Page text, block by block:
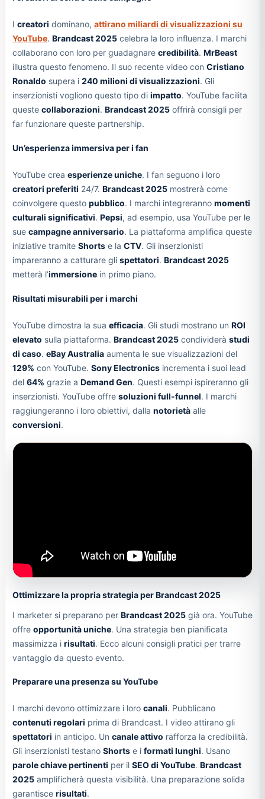
I creatori dominano, attirano miliardi di visualizzazioni su
YouTube. Brandcast 2025celebra la loro influenza. I marchi
collaborano con loro per guadagnare credibilità. MrBeast
illustra questo fenomeno. Il suo recente video con Cristiano
Ronaldo supera i 240 milioni di visualizzazioni. Gli
inserzionisti vogliono questo tipo di impatto. YouTube facilita
queste collaborazioni. Brandcast 2025offrirà consigli per
far funzionare queste partnership.
Un’esperienza immersiva per i fan
YouTube crea esperienze uniche. I fan seguono i loro
creatori preferiti 24/7. Brandcast 2025mostrerà come
coinvolgere questo pubblico. I marchi integreranno momenti
culturali significativi. Pepsi, ad esempio, usa YouTube per le
sue campagne anniversario. La piattaforma amplifica queste
iniziative tramite Shortse la CTV. Gli inserzionisti
impareranno a catturare gli spettatori. Brandcast 2025
metterà l’immersionein primo piano.
Risultati misurabili per i marchi
YouTube dimostra la sua efficacia. Gli studi mostrano un ROI
elevato sulla piattaforma. Brandcast 2025condividerà studi
di caso. eBay Australiaaumenta le sue visualizzazioni del
129% con YouTube. Sony Electronicsincrementa i suoi lead
del 64% grazie a Demand Gen. Questi esempi ispireranno gli
inserzionisti. YouTube offre soluzioni full-funnel. I marchi
raggiungeranno i loro obiettivi, dalla notorietàalle
conversioni.
Ottimizzare la propria strategia per Brandcast 2025
I marketer si preparano per Brandcast 2025già ora. YouTube
offre opportunità uniche. Una strategia ben pianificata
massimizza i risultati. Ecco alcuni consigli pratici per trarre
vantaggio da questo evento.
Preparare una presenza su YouTube
I marchi devono ottimizzare i loro canali. Pubblicano
contenuti regolari prima di Brandcast. I video attirano gli
spettatori in anticipo. Un canale attivo rafforza la credibilità.
Gli inserzionisti testano Shortse i formati lunghi. Usano
parole chiave pertinenti per il SEO di YouTube. Brandcast
2025amplificherà questa visibilità. Una preparazione solida
garantisce risultati.